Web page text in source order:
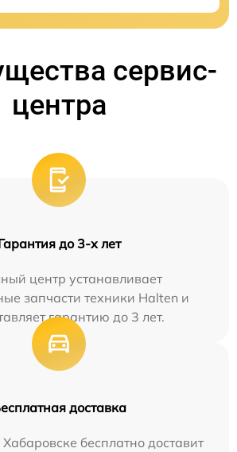
сервис-
центра
до 3-х лет
центр устанавливает
запчасти техники Halten и
гарантию до 3 лет.
доставка
бесплатно доставит